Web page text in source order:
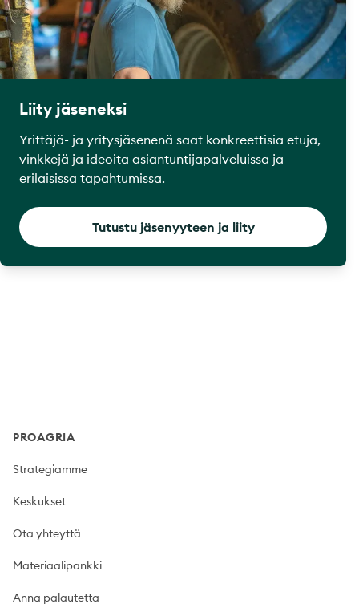
Liity jäseneksi
Yrittäjä- ja yritysjäsenenä saat konkreettisia etuja,
vinkkejä ja ideoita asiantuntijapalveluissa ja
erilaisissa tapahtumissa.
Tutustu jäsenyyteen ja liity
PROAGRIA
Strategiamme
Keskukset
Ota yhteyttä
Materiaalipankki
Anna palautetta